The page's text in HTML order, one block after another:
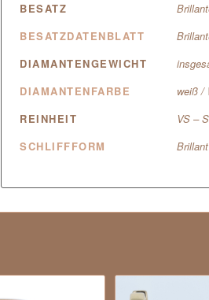
BESATZ
BESATZDATENBLATT
DIAMANTENGEWICHT
DIAMANTENFARBE
weiß /
REINHEIT
VS –
SCHLIFFFORM
Brillant